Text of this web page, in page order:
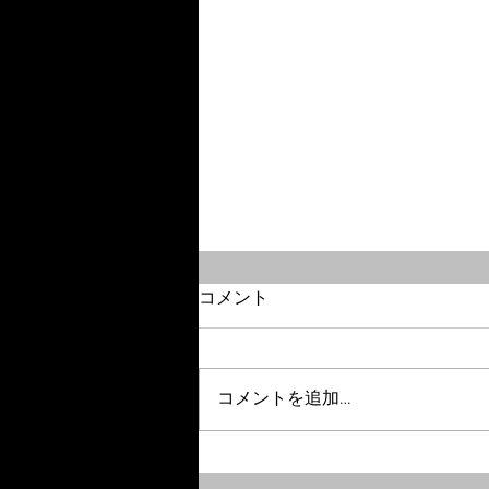
NHK「みんなのうた」で坂本
コメント
コメントを追加…